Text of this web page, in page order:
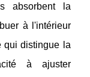
absorbent la
à l'intérieur
qui distingue la
à ajuster